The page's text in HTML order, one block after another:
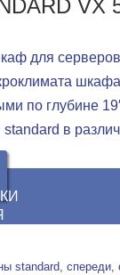
VX
для
по глубине
в
standard,